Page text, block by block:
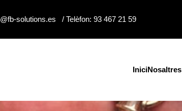
solutions.es / Telèfon: 93 467 21 59
IniciNosaltres